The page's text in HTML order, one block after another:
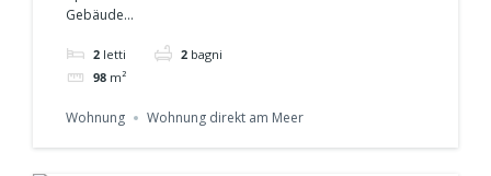
Gebäude...
2 letti 2 bagni
98 m²
Wohnung Wohnung direkt am Meer